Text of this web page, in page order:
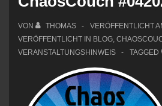
Digital
Independence
Day
VON THOMAS VERÖFFENTLICHT
VERÖFFENTLICHT IN BLOG
VERANSTALTUNGSHINWEIS
TAGGED